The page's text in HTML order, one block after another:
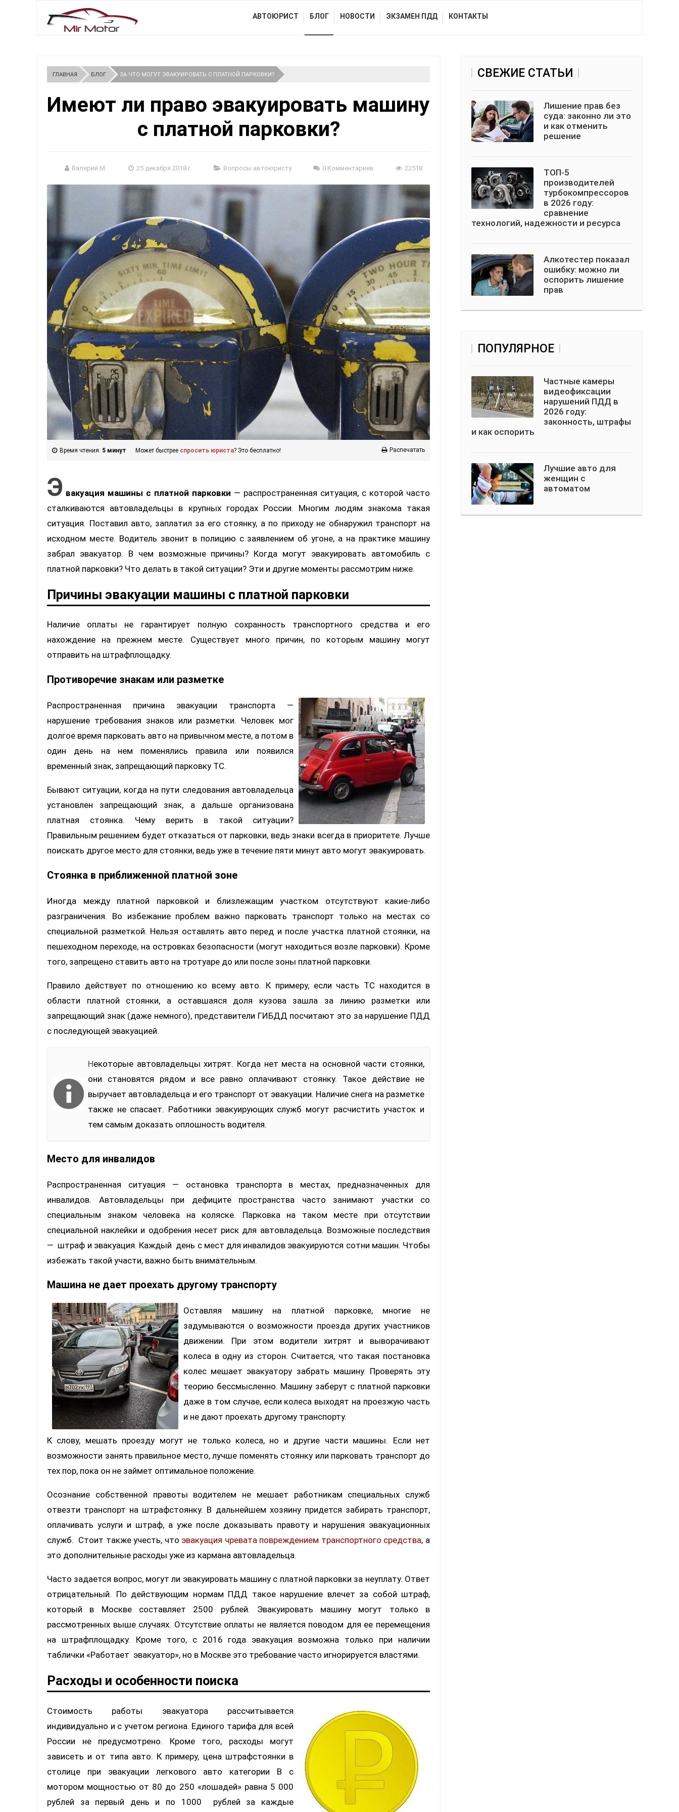
АВТОЮРИСТ БЛОГ НОВОСТИ ЭКЗАМЕН ПДД КОНТАКТЫ
ГЛАВНАЯ БЛОГ ЗА ЧТО МОГУТ ЭВАКУИРОВАТЬ С ПЛАТНОЙ ПАРКОВКИ?
Имеют ли право эвакуировать машину
с платной парковки?
Валерий М. 25 декабря 2018 г. Вопросы автоюристу 0 Комментариев 22518
Время чтения: 5 минут Может быстрее спросить юриста? Это бесплатно! Распечатать
Э вакуация машины с платной парковки — распространенная ситуация, с которой часто
сталкиваются автовладельцы в крупных городах России. Многим людям знакома такая
ситуация. Поставил авто, заплатил за его стоянку, а по приходу не обнаружил транспорт на
исходном месте. Водитель звонит в полицию с заявлением об угоне, а на практике машину
забрал эвакуатор. В чем возможные причины? Когда могут эвакуировать автомобиль с
платной парковки? Что делать в такой ситуации? Эти и другие моменты рассмотрим ниже.
Причины эвакуации машины с платной парковки
Наличие оплаты не гарантирует полную сохранность транспортного средства и его
нахождение на прежнем месте. Существует много причин, по которым машину могут
отправить на штрафплощадку.
Противоречие знакам или разметке
Распространенная причина эвакуации транспорта —
нарушение требования знаков или разметки. Человек мог
долгое время парковать авто на привычном месте, а потом в
один день на нем поменялись правила или появился
временный знак, запрещающий парковку ТС.
Бывают ситуации, когда на пути следования автовладельца
установлен запрещающий знак, а дальше организована
платная стоянка. Чему верить в такой ситуации?
Правильным решением будет отказаться от парковки, ведь знаки всегда в приоритете. Лучше
поискать другое место для стоянки, ведь уже в течение пяти минут авто могут эвакуировать.
Стоянка в приближенной платной зоне
Иногда между платной парковкой и близлежащим участком отсутствуют какие-либо
разграничения. Во избежание проблем важно парковать транспорт только на местах со
специальной разметкой. Нельзя оставлять авто перед и после участка платной стоянки, на
пешеходном переходе, на островках безопасности (могут находиться возле парковки). Кроме
того, запрещено ставить авто на тротуаре до или после зоны платной парковки.
Правило действует по отношению ко всему авто. К примеру, если часть ТС находится в
области платной стоянки, а оставшаяся доля кузова зашла за линию разметки или
запрещающий знак (даже немного), представители ГИБДД посчитают это за нарушение ПДД
с последующей эвакуацией.
Некоторые автовладельцы хитрят. Когда нет места на основной части стоянки,
они становятся рядом и все равно оплачивают стоянку. Такое действие не
выручает автовладельца и его транспорт от эвакуации. Наличие снега на разметке
также не спасает. Работники эвакуирующих служб могут расчистить участок и
тем самым доказать оплошность водителя.
Место для инвалидов
Распространенная ситуация — остановка транспорта в местах, предназначенных для
инвалидов. Автовладельцы при дефиците пространства часто занимают участки со
специальным знаком человека на коляске. Парковка на таком месте при отсутствии
специальной наклейки и одобрения несет риск для автовладельца. Возможные последствия
— штраф и эвакуация. Каждый день с мест для инвалидов эвакуируются сотни машин. Чтобы
избежать такой участи, важно быть внимательным.
Машина не дает проехать другому транспорту
Оставляя машину на платной парковке, многие не
задумываются о возможности проезда других участников
движении. При этом водители хитрят и выворачивают
колеса в одну из сторон. Считается, что такая постановка
колес мешает эвакуатору забрать машину. Проверять эту
теорию бессмысленно. Машину заберут с платной парковки
даже в том случае, если колеса выходят на проезжую часть
и не дают проехать другому транспорту.
К слову, мешать проезду могут не только колеса, но и другие части машины. Если нет
возможности занять правильное место, лучше поменять стоянку или парковать транспорт до
тех пор, пока он не займет оптимальное положение.
Осознание собственной правоты водителем не мешает работникам специальных служб
отвезти транспорт на штрафстоянку. В дальнейшем хозяину придется забирать транспорт,
оплачивать услуги и штраф, а уже после доказывать правоту и нарушения эвакуационных
служб. Стоит также учесть, что эвакуация чревата повреждением транспортного средства, а
это дополнительные расходы уже из кармана автовладельца.
Часто задается вопрос, могут ли эвакуировать машину с платной парковки за неуплату. Ответ
отрицательный. По действующим нормам ПДД такое нарушение влечет за собой штраф,
который в Москве составляет 2500 рублей. Эвакуировать машину могут только в
рассмотренных выше случаях. Отсутствие оплаты не является поводом для ее перемещения
на штрафплощадку. Кроме того, с 2016 года эвакуация возможна только при наличии
таблички «Работает эвакуатор», но в Москве это требование часто игнорируется властями.
Расходы и особенности поиска
Стоимость работы эвакуатора рассчитывается
индивидуально и с учетом региона. Единого тарифа для всей
России не предусмотрено. Кроме того, расходы могут
зависеть и от типа авто. К примеру, цена штрафстоянки в
столице при эвакуации легкового авто категории В с
мотором мощностью от 80 до 250 «лошадей» равна 5 000
рублей за первый день и по 1000 рублей за каждые
СВЕЖИЕ СТАТЬИ
Лишение прав без
суда: законно ли это
и как отменить
решение
ТОП-5
производителей
турбокомпрессоров
в 2026 году:
сравнение
технологий, надежности и ресурса
Алкотестер показал
ошибку: можно ли
оспорить лишение
прав
ПОПУЛЯРНОЕ
Частные камеры
видеофиксации
нарушений ПДД в
2026 году:
законность, штрафы
и как оспорить
Лучшие авто для
женщин с
автоматом